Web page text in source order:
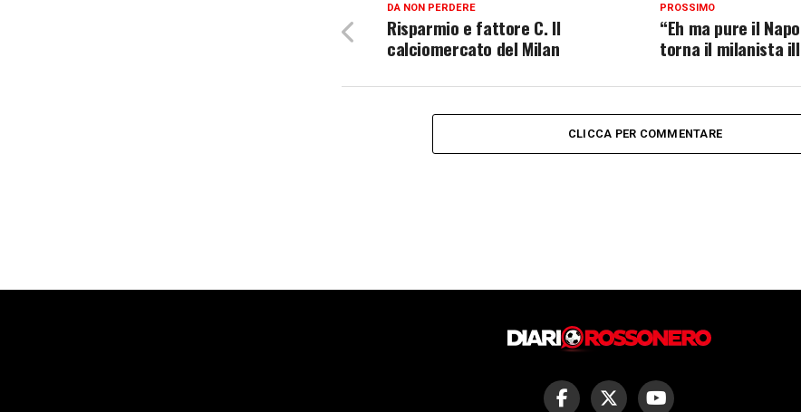
PROSSIMO
“Eh ma pure il
torna il milanista
DA NON PERDERE
Risparmio e fattore C. Il
calciomercato del Milan
CLICCA PER COMMENTARE